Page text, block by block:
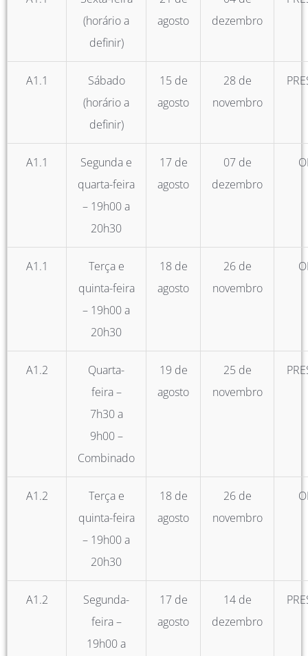
(horário a
definir)
agosto
dezembro
A1.1
Sábado
(horário a
definir)
15 de
agosto
28 de
novembro
A1.1
Segunda e
quarta-feira
– 19h00 a
20h30
17 de
agosto
07 de
dezembro
A1.1
Terça e
quinta-feira
– 19h00 a
20h30
18 de
agosto
26 de
novembro
A1.2
Quarta-
feira –
7h30 a
9h00 –
Combinado
19 de
agosto
25 de
novembro
A1.2
Terça e
quinta-feira
– 19h00 a
20h30
18 de
agosto
26 de
novembro
A1.2
Segunda-
feira –
19h00 a
17 de
agosto
14 de
dezembro